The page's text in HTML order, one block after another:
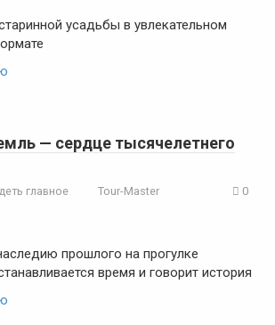
усадьбы в увлекательном
— сердце тысячелетнего
главное Tour-Master 0
прошлого на прогулке
время и говорит история